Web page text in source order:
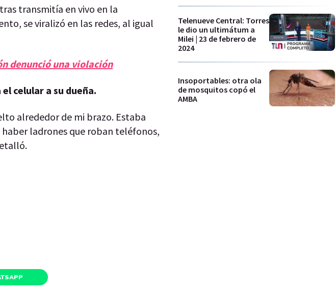
transmitía en vivo en la
se viralizó en las redes, al igual
denunció una violación
celular a su dueña.
alrededor de mi brazo. Estaba
ladrones que roban teléfonos,
Telenueve Central: Torres
le dio un ultimátum a
Milei | 23 de febrero de
2024
Insoportables: otra ola
de mosquitos copó el
AMBA